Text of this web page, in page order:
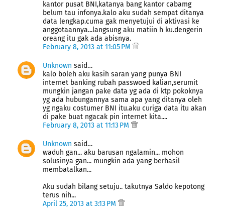
kantor pusat BNI,katanya bang kantor cabamg
belum tau infonya.kalo aku sudah sempat ditanya
data lengkap.cuma gak menyetujui di aktivasi ke
anggotaannya...langsung aku matiin h ku.dengerin
oreang itu gak ada abisnya.
February 8, 2013 at 11:05 PM
Unknown said…
kalo boleh aku kasih saran yang punya BNI
internet banking rubah passwoed kalian,serumit
mungkin jangan pake data yg ada di ktp pokoknya
yg ada hubungannya sama apa yang ditanya oleh
yg ngaku costumer BNI itu.aku curiga data itu akan
di pake buat ngacak pin internet kita....
February 8, 2013 at 11:13 PM
Unknown said…
waduh gan... aku barusan ngalamin... mohon
solusinya gan... mungkin ada yang berhasil
membatalkan...
Aku sudah bilang setuju.. takutnya Saldo kepotong
terus nih...
April 25, 2013 at 3:13 PM